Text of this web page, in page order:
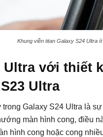
Khung viền titan Galaxy S24 Ultra
Ultra với thiết
Ultra
trong Galaxy S24 Ultra là
màn hình cong, điều
hình cong hoặc cong